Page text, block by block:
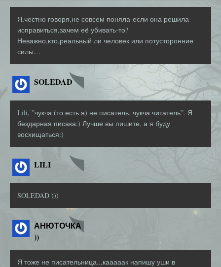
Я,честно говоря,не совсем поняла-если она решила
исправиться,зачем её убивать-то?
Неважно,кто,реальный ли человек или потусторонние
силы…
SOLEDAD
Lili, ”чукча (то есть я) не писатель, чукча читатель”. Я
бездарная писака:) Лучше вы пишите, а я буду
восхищаться:)
LILI
SOLEDAD )))
АНЮТОЧКА
))
Я тоже не писательница..,кааааак напишу уши в